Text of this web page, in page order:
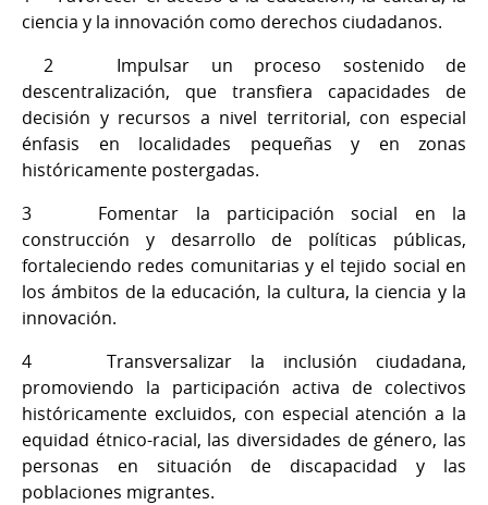
ciencia y la innovación como derechos ciudadanos.
2 Impulsar un proceso sostenido de
descentralización, que transfiera capacidades de
decisión y recursos a nivel territorial, con especial
énfasis en localidades pequeñas y en zonas
históricamente postergadas.
3 Fomentar la participación social en la
construcción y desarrollo de políticas públicas,
fortaleciendo redes comunitarias y el tejido social en
los ámbitos de la educación, la cultura, la ciencia y la
innovación.
4 Transversalizar la inclusión ciudadana,
promoviendo la participación activa de colectivos
históricamente excluidos, con especial atención a la
equidad étnico-racial, las diversidades de género, las
personas en situación de discapacidad y las
poblaciones migrantes.